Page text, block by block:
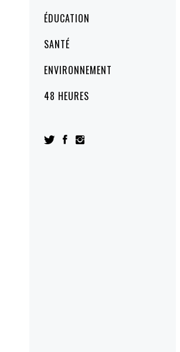
ÉDUCATION
SANTÉ
ENVIRONNEMENT
48 HEURES